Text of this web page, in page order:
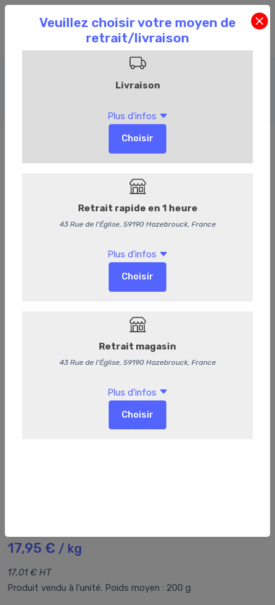
Volaille
17,95 € / kg
17,01 € HT
Produit vendu à l'unité. Poids moyen : 200 g